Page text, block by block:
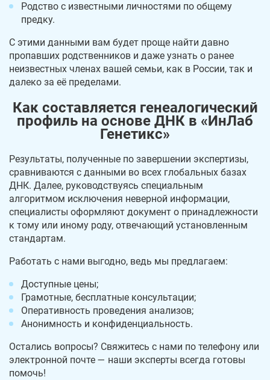
Родство с известными личностями по общему
предку.
С этими данными вам будет проще найти давно
пропавших родственников и даже узнать о ранее
неизвестных членах вашей семьи, как в России, так и
далеко за её пределами.
Как составляется генеалогический
профиль на основе ДНК в «ИнЛаб
Генетикс»
Результаты, полученные по завершении экспертизы,
сравниваются с данными во всех глобальных базах
ДНК. Далее, руководствуясь специальным
алгоритмом исключения неверной информации,
специалисты оформляют документ о принадлежности
к тому или иному роду, отвечающий установленным
стандартам.
Работать с нами выгодно, ведь мы предлагаем:
Доступные цены;
Грамотные, бесплатные консультации;
Оперативность проведения анализов;
Анонимность и конфиденциальность.
Остались вопросы? Свяжитесь с нами по телефону или
электронной почте — наши эксперты всегда готовы
помочь!